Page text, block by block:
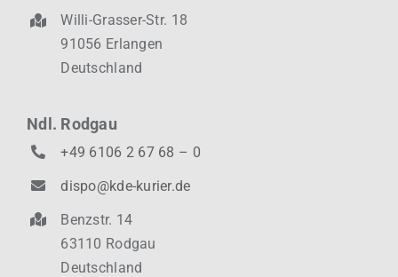
Willi-Grasser-Str. 18
91056 Erlangen
Deutschland
Ndl. Rodgau
+49 6106 2 67 68 – 0
dispo@kde-kurier.de
Benzstr. 14
63110 Rodgau
Deutschland